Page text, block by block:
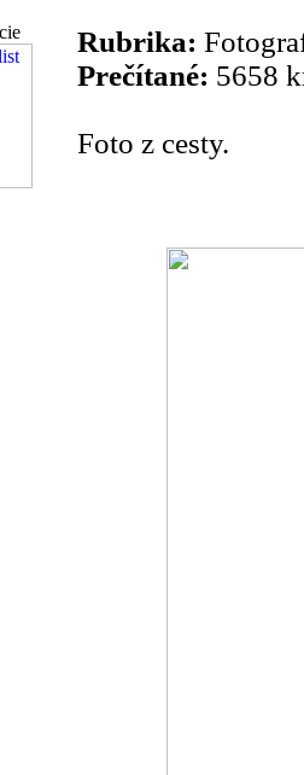
Rubrika:
Prečítané: 5658
Foto z cesty.